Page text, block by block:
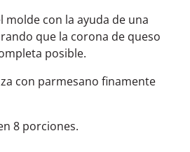
molde con la ayuda de una
que la corona de queso
posible.
con parmesano finamente
8 porciones.